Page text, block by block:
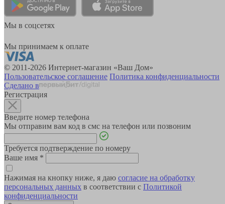
Мы в соцсетях
Мы принимаем к оплате
© 2011-2026 Интернет-магазин «Ваш Дом»
Пользовательское соглашение Политика конфиденциальности
Сделано в
Регистрация
Введите номер телефона
Мы отправим вам код в смс на телефон или позвоним
Требуется подтверждение по номеру
Ваше имя *
Нажимая на кнопку ниже, я даю согласие на обработку
персональных данных в соответствии с Политикой
конфиденциальности